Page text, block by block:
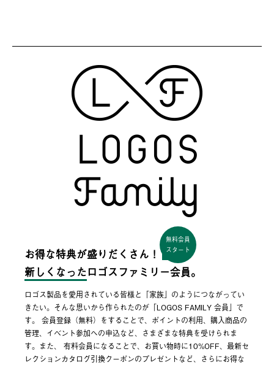
お得な特典が盛りだくさん！
無料会員
スタート
新しくなった ロゴスファミリー会員。
ロゴス製品を愛用されている皆様と「家族」のようにつながってい
きたい。そんな思いから作られたのが「LOGOS FAMILY 会員」で
す。 会員登録（無料）をすることで、ポイントの利用、購入商品の
管理、イベント参加への申込など、さまざまな特典を受けられま
す。また、 有料会員になることで、お買い物時に10%OFF、最新セ
レクションカタログ引換クーポンのプレゼントなど、さらにお得な